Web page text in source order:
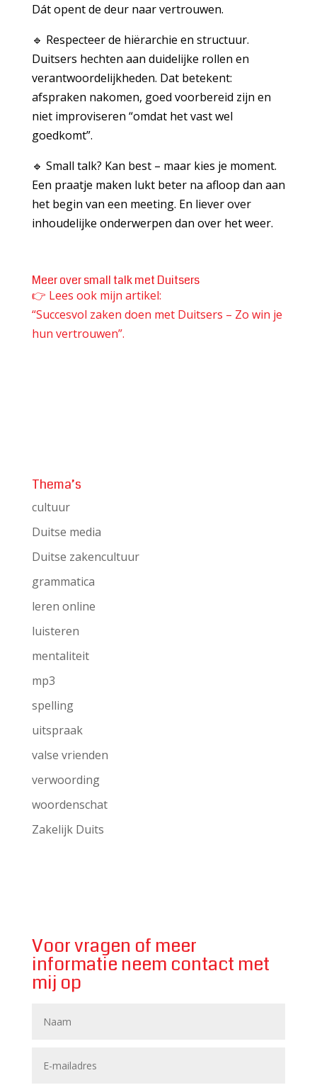
Dát opent de deur naar vertrouwen.
🔹 Respecteer de hiërarchie en structuur.
Duitsers hechten aan duidelijke rollen en
verantwoordelijkheden. Dat betekent:
afspraken nakomen, goed voorbereid zijn en
niet improviseren “omdat het vast wel
goedkomt”.
🔹 Small talk? Kan best – maar kies je moment.
Een praatje maken lukt beter na afloop dan aan
het begin van een meeting. En liever over
inhoudelijke onderwerpen dan over het weer.
Meer over small talk met Duitsers
👉 Lees ook mijn artikel:
“Succesvol zaken doen met Duitsers – Zo win je
hun vertrouwen”.
Thema’s
cultuur
Duitse media
Duitse zakencultuur
grammatica
leren online
luisteren
mentaliteit
mp3
spelling
uitspraak
valse vrienden
verwoording
woordenschat
Zakelijk Duits
Voor vragen of meer
informatie neem contact met
mij op